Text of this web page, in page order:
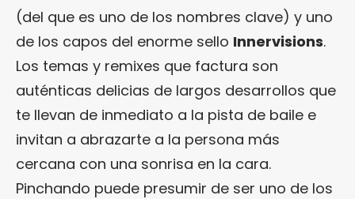
(del que es uno de los nombres clave) y uno
de los capos del enorme sello Innervisions.
Los temas y remixes que factura son
auténticas delicias de largos desarrollos que
te llevan de inmediato a la pista de baile e
invitan a abrazarte a la persona más
cercana con una sonrisa en la cara.
Pinchando puede presumir de ser uno de los